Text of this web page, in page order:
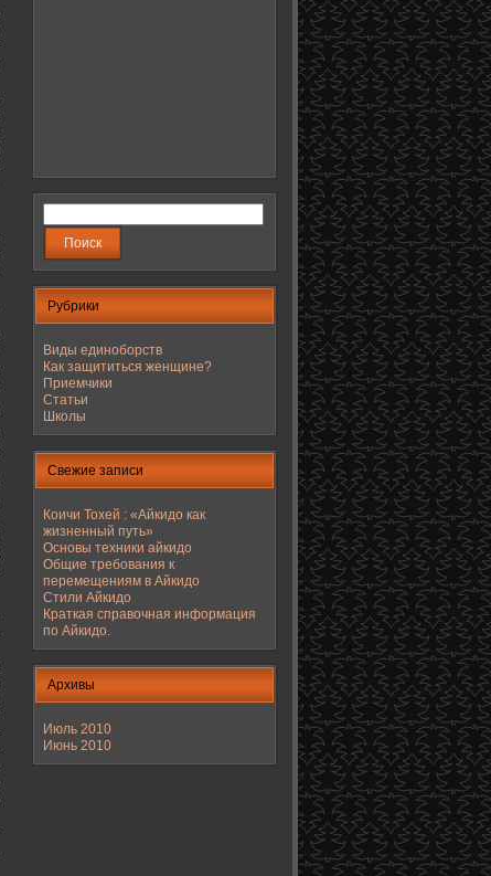
Рубрики
Виды единоборств
Как защититься женщине?
Приемчики
Статьи
Школы
Свежие записи
Коичи Тохей : «Айкидо как
жизненный путь»
Основы техники айкидо
Общие требования к
перемещениям в Айкидо
Стили Айкидо
Краткая справочная информация
по Айкидо.
Архивы
Июль 2010
Июнь 2010